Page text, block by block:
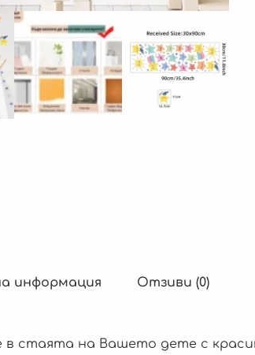
информация Отзиви (0)
в стаята на Вашето дете с